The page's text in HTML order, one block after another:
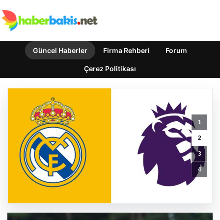
Güncel Haberler Firma Rehberi Forum
Çerez Politikası
1
2
3
4
TFF,
Mert
Hakan
Yandaş’a
verilen
cezada
indirime